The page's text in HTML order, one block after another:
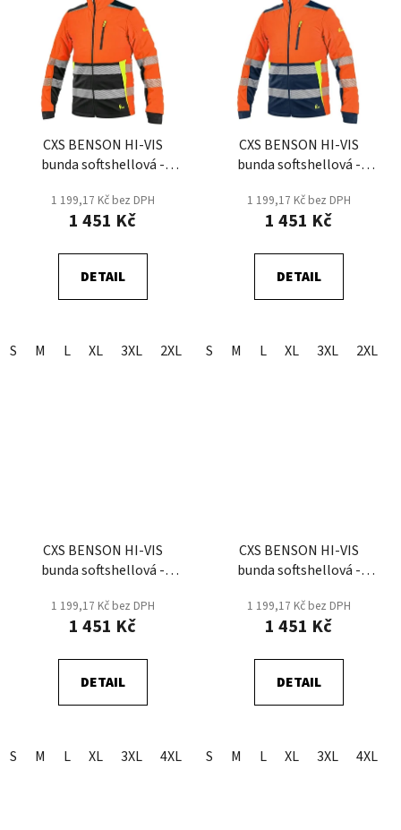
CXS BENSON HI-VIS
bunda softshellová -
1 199,17 Kč bez DPH
1 451 Kč
DETAIL
S M L XL 3XL 2XL
CXS BENSON HI-VIS
bunda softshellová -
1 199,17 Kč bez DPH
1 451 Kč
DETAIL
S M L XL 3XL 2XL
CXS BENSON HI-VIS
bunda softshellová -
1 199,17 Kč bez DPH
1 451 Kč
DETAIL
S M L XL 3XL 4XL 2XL
CXS BENSON HI-VIS
bunda softshellová -
1 199,17 Kč bez DPH
1 451 Kč
DETAIL
S M L XL 3XL 4XL